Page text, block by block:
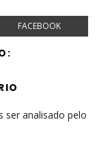
FACEBOOK
ser analisado pelo